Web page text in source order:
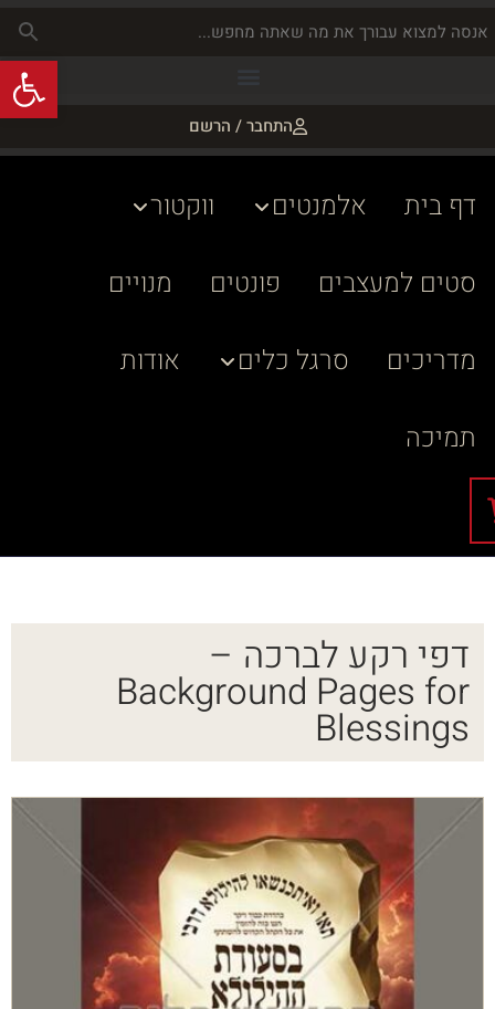
התחבר / הרשם
דף בית אלמנטים
ווקטור
סטים למעצבים
פונטים
מנויים
מדריכים
סרגל כלים
אודות
תמיכה
דפי רקע לברכה –
Background Pages for
Blessings